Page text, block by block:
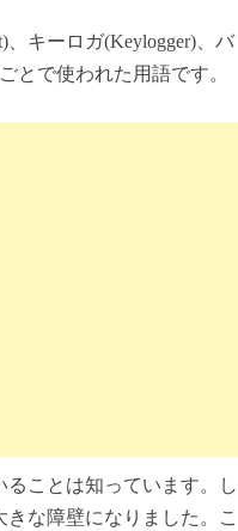
キーロガ(Keylogger)、バ
とで使われた用語です。
ことは知っています。し
な障壁になりました。こ